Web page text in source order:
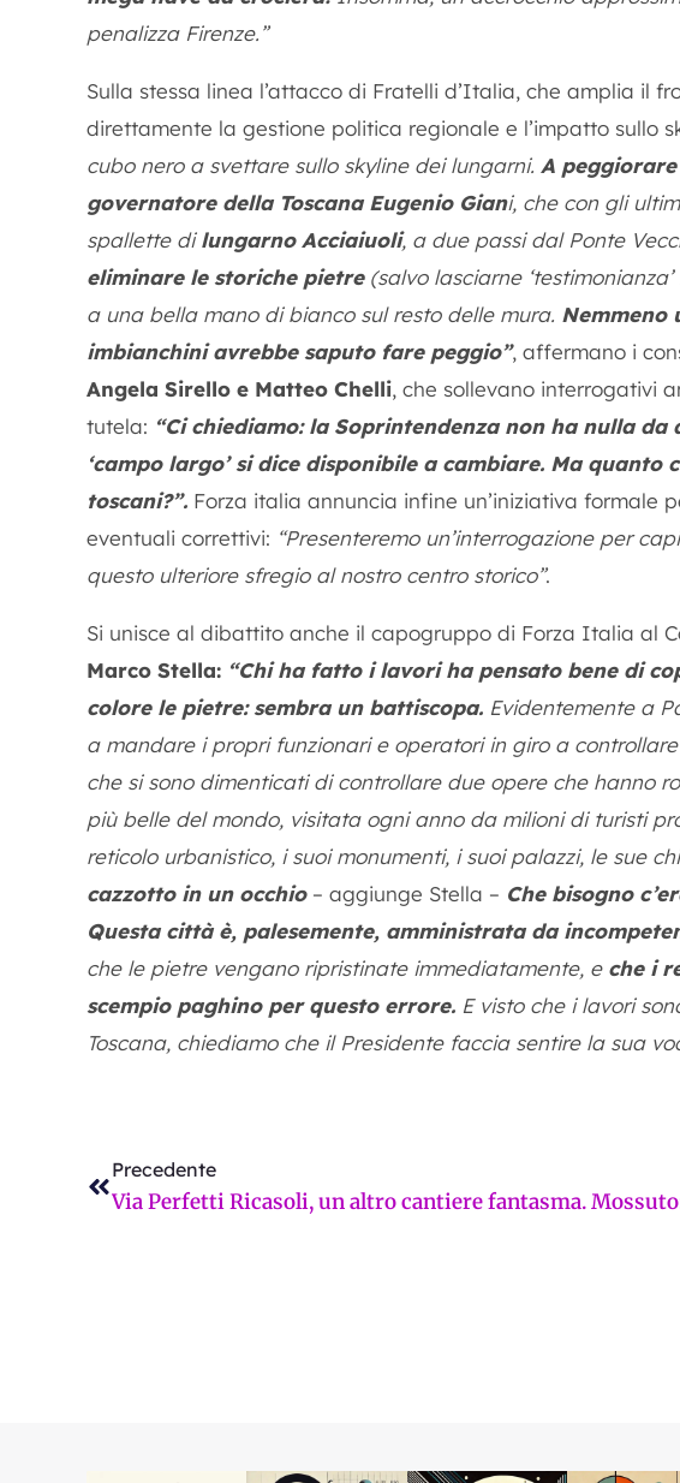
penalizza Firenze.”
Sulla stessa linea l’attacco di Fratelli d’Italia, che amplia il
direttamente la gestione politica regionale e l’impatto sullo
cubo nero a svettare sullo skyline dei lungarni. A
governatore della Toscana Eugenio Giani, che con gli
spallette dilungarno Acciaiuoli, a due passi dal Ponte
eliminare le storiche pietre(salvo lasciarne
a una bella mano di bianco sul resto delle mura. Nemmeno
imbianchini avrebbe saputo fare peggio”, affermano i
Angela Sirello e Matteo Chelli, che sollevano interrogativi
tutela: “Ci chiediamo: la Soprintendenza non ha nulla
‘campo largo’ si dice disponibile a cambiare. Ma
toscani?”. Forza italia annuncia infine un’iniziativa formale
eventuali correttivi: “Presenteremo un’interrogazione per
questo ulteriore sfregio al nostro centro storico”.
Si unisce al dibattito anche il capogruppo di Forza Italia al
Marco Stella: “Chi ha fatto i lavori ha pensato bene di
colore le pietre: sembra un battiscopa. Evidentemente a
a mandare i propri funzionari e operatori in giro a
che si sono dimenticati di controllare due opere che hanno
più belle del mondo, visitata ogni anno da milioni di turisti
reticolo urbanistico, i suoi monumenti, i suoi palazzi, le sue
cazzotto in un occhio – aggiunge Stella – Che bisogno
Questa città è, palesemente, amministrata da
che le pietre vengano ripristinate immediatamente, e che i
scempio paghino per questo errore. E visto che i lavori
Toscana, chiediamo che il Presidente faccia sentire la sua
Precedente